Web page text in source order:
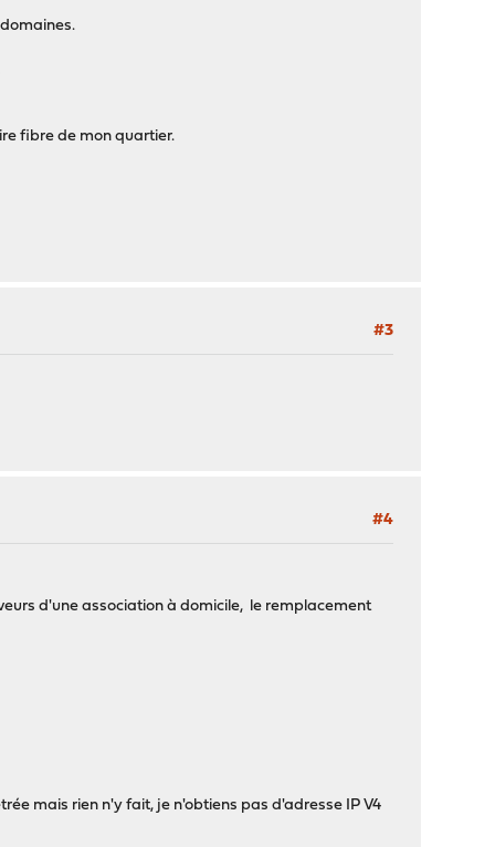
fibre de mon quartier.
#3
#4
d'une association à domicile, le remplacement
mais rien n'y fait, je n'obtiens pas d'adresse IP V4